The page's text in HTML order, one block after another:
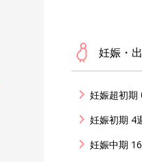
妊娠・
妊娠超初期
妊娠初期 4
妊娠中期